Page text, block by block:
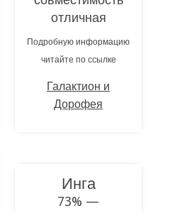
отличная
Подробную информацию
читайте по ссылке
Галактион и
Дорофея
Инга
73% —